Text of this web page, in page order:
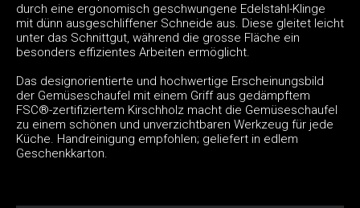
durch eine ergonomisch geschwungene Edelstahl-Klinge
mit dünn ausgeschliffener Schneide aus. Diese gleitet leicht
unter das Schnittgut, während die grosse Fläche ein
besonders effizientes Arbeiten ermöglicht.
Das designorientierte und hochwertige Erscheinungsbild
der Gemüseschaufel mit einem Griff aus gedämpftem
FSC®-zertifiziertem Kirschholz macht die Gemüseschaufel
zu einem schönen und unverzichtbaren Werkzeug für jede
Küche. Handreinigung empfohlen; geliefert in edlem
Geschenkkarton.